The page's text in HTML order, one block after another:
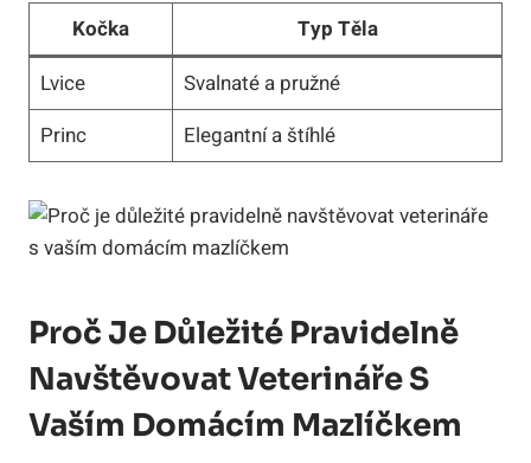
Kočka
Typ Těla
Lvice
Svalnaté a pružné
Princ
Elegantní a štíhlé
Proč Je Důležité Pravidelně
Navštěvovat Veterináře S
Vaším Domácím Mazlíčkem